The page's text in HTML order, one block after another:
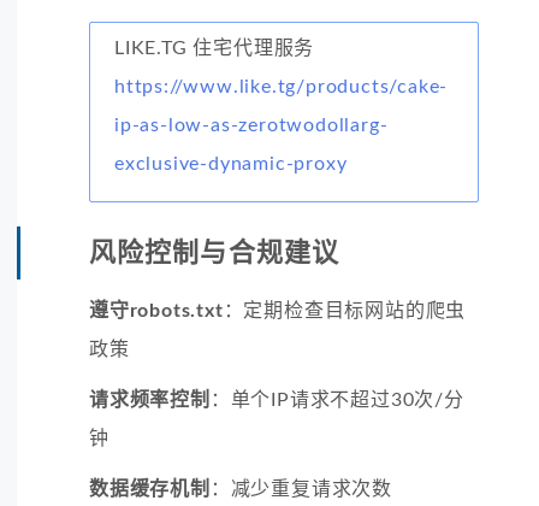
LIKE.TG 住宅代理服务
https://www.like.tg/products/cake-
ip-as-low-as-zerotwodollarg-
exclusive-dynamic-proxy
风险控制与合规建议
遵守robots.txt ：定期检查目标网站的爬虫
政策
请求频率控制 ：单个IP请求不超过30次/分
钟
数据缓存机制 ：减少重复请求次数